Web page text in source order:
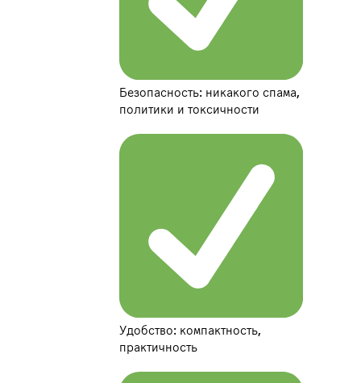
Безопасность: никакого спама,
политики и токсичности
Удобство: компактность,
практичность